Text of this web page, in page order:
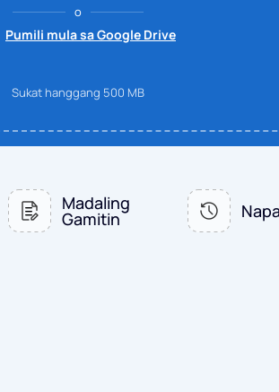
o
Pumili mula sa Google Drive
Sukat hanggang 500 MB
Madaling
Gamitin